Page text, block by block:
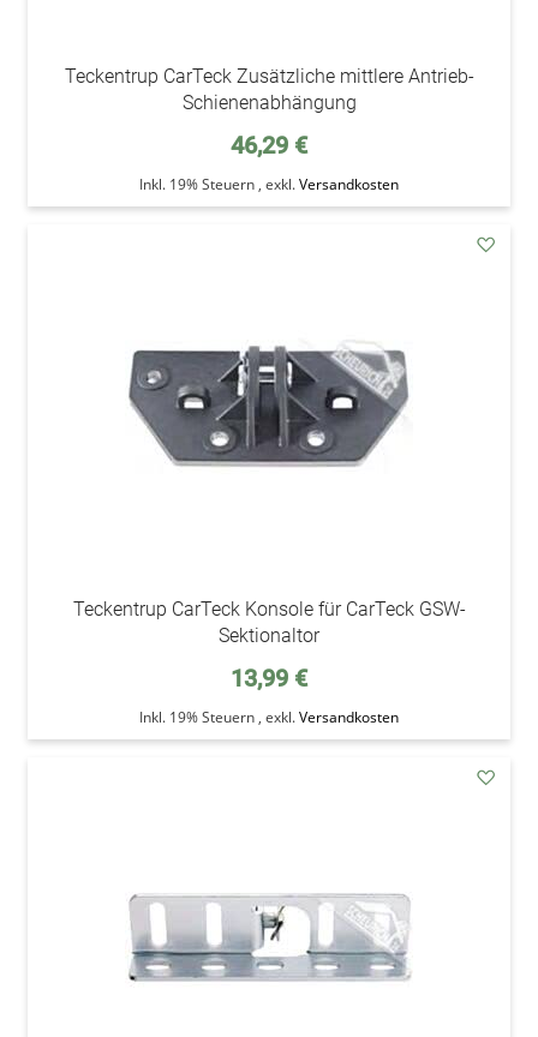
Teckentrup CarTeck Zusätzliche mittlere Antrieb-
Schienenabhängung
46,29 €
Inkl. 19% Steuern , exkl.Versandkosten
Teckentrup CarTeck Konsole für CarTeck GSW-
Sektionaltor
13,99 €
Inkl. 19% Steuern , exkl.Versandkosten